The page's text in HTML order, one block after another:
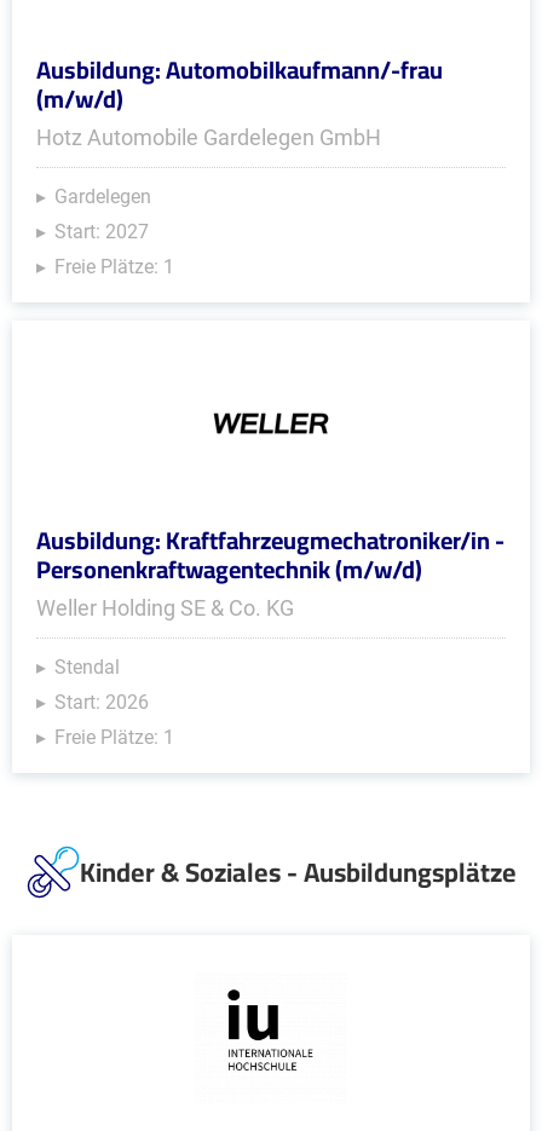
Ausbildung: Automobilkaufmann/-frau
(m/w/d)
Hotz Automobile Gardelegen GmbH
Gardelegen
Start: 2027
Freie Plätze: 1
Ausbildung: Kraftfahrzeugmechatroniker/in -
Personenkraftwagentechnik (m/w/d)
Weller Holding SE & Co. KG
Stendal
Start: 2026
Freie Plätze: 1
Kinder & Soziales - Ausbildungsplätze